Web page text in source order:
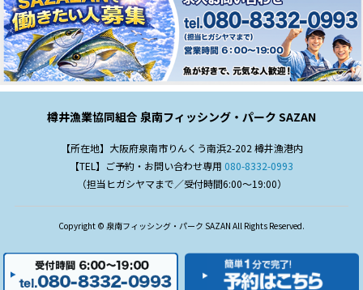
樽井漁業協同組合 泉南フィッシング・パーク SAZAN
【所在地】大阪府泉南市りんくう南浜2-202 樽井漁港内
【TEL】ご予約・お問い合わせ専用 080-8332-0993
（担当ヒガシヤマまで／受付時間6:00～19:00）
Copyright © 泉南フィッシング・パーク SAZAN All Rights Reserved.